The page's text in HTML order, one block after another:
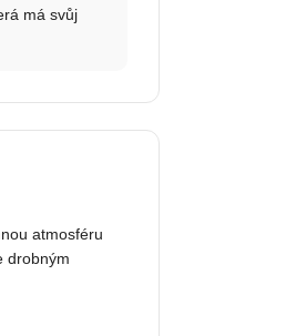
má svůj
atmosféru
drobným